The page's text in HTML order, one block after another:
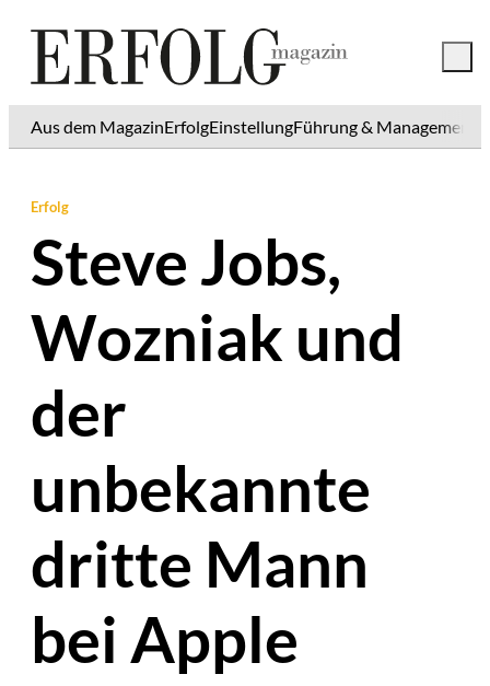
Aus dem MagazinErfolgEinstellungFührung & Management
Erfolg
Steve Jobs,
Wozniak und
der
unbekannte
dritte Mann
bei Apple